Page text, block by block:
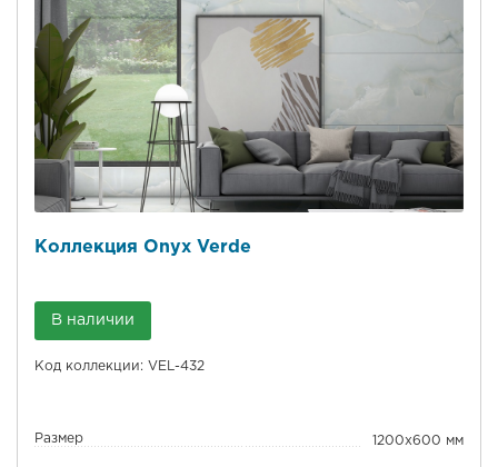
Коллекция Onyx Verde
В наличии
Код коллекции: VEL-432
Размер 1200x600 мм